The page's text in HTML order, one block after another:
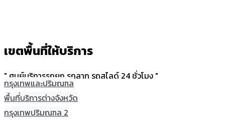
เขตพื้นที่ให้บริการ
" ศูนย์บริการรถยก รถลาก รถสไลด์ 24 ชั่วโมง "
กรุงเทพและปริมณฑล
พื้นที่บริการต่างจังหวัด
กรุงเทพปริมณฑล 2